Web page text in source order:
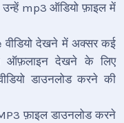
उन्हें mp3 ऑडियो फ़ाइल में
वीडियो देखने में अक्सर कई
ऑफ़लाइन देखने के लिए
डाउनलोड करने की
फ़ाइल डाउनलोड करने